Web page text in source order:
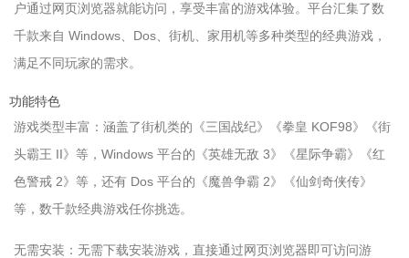
户通过网页浏览器就能访问，享受丰富的游戏体验。平台汇集了数
千款来自 Windows、Dos、街机、家用机等多种类型的经典游戏，
满足不同玩家的需求。
功能特色
游戏类型丰富：涵盖了街机类的《三国战纪》《拳皇 KOF98》《街
头霸王 II》等，Windows 平台的《英雄无敌 3》《星际争霸》《红
色警戒 2》等，还有 Dos 平台的《魔兽争霸 2》《仙剑奇侠传》
等，数千款经典游戏任你挑选。
无需安装：无需下载安装游戏，直接通过网页浏览器即可访问游